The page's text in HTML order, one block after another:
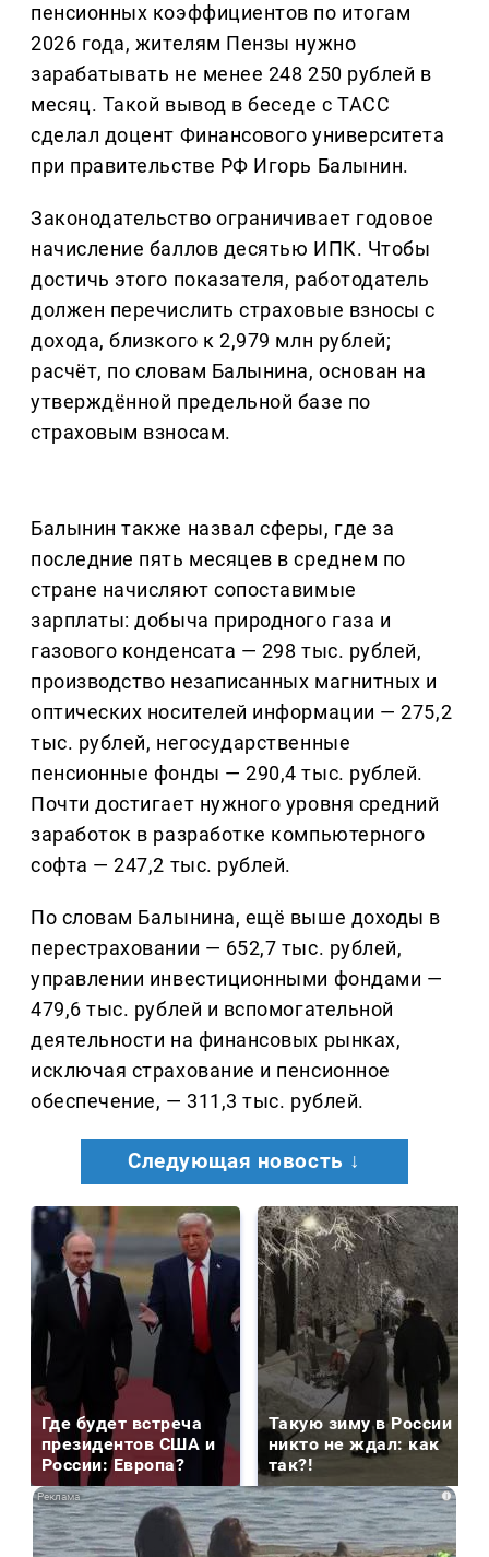
пенсионных коэффициентов по итогам
2026 года, жителям Пензы нужно
зарабатывать не менее 248 250 рублей в
месяц. Такой вывод в беседе с ТАСС
сделал доцент Финансового университета
при правительстве РФ Игорь Балынин.
Законодательство ограничивает годовое
начисление баллов десятью ИПК. Чтобы
достичь этого показателя, работодатель
должен перечислить страховые взносы с
дохода, близкого к 2,979 млн рублей;
расчёт, по словам Балынина, основан на
утверждённой предельной базе по
страховым взносам.
Балынин также назвал сферы, где за
последние пять месяцев в среднем по
стране начисляют сопоставимые
зарплаты: добыча природного газа и
газового конденсата — 298 тыс. рублей,
производство незаписанных магнитных и
оптических носителей информации — 275,2
тыс. рублей, негосударственные
пенсионные фонды — 290,4 тыс. рублей.
Почти достигает нужного уровня средний
заработок в разработке компьютерного
софта — 247,2 тыс. рублей.
По словам Балынина, ещё выше доходы в
перестраховании — 652,7 тыс. рублей,
управлении инвестиционными фондами —
479,6 тыс. рублей и вспомогательной
деятельности на финансовых рынках,
исключая страхование и пенсионное
обеспечение, — 311,3 тыс. рублей.
Следующая новость ↓
Где будет встреча
президентов США и
России: Европа?
Такую зиму в России
никто не ждал: как
так?!
i